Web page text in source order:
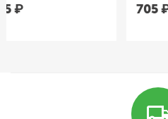
705